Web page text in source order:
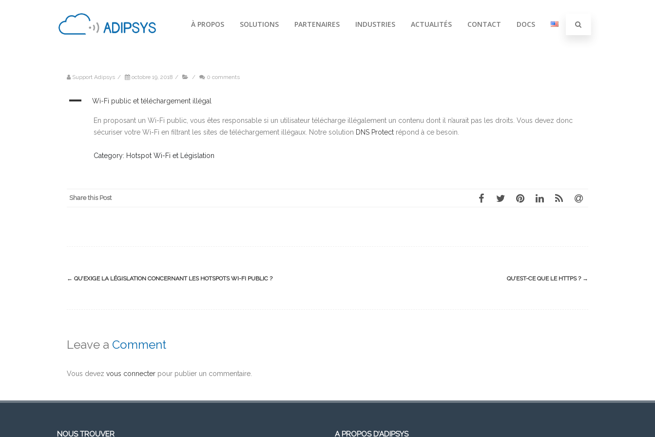
À PROPOS SOLUTIONS PARTENAIRES INDUSTRIES ACTUALITÉS CONTACT DOCS
Support Adipsys / octobre 19, 2018 / / 0 comments
A Wi-Fi public et téléchargement illégal
En proposant un Wi-Fi public, vous êtes responsable si un utilisateur télécharge illégalement un contenu dont il n’aurait pas les droits. Vous devez donc
sécuriser votre Wi-Fi en filtrant les sites de téléchargement illégaux. Notre solution DNS Protect répond à ce besoin.
Category: Hotspot Wi-Fi et Législation
Share this Post
Post
← QU’EXIGE LA LÉGISLATION CONCERNANT LES HOTSPOTS WI-FI PUBLIC ? QU’EST-CE QUE LE HTTPS ? →
Leave a Comment
Vous devez vous connecter pour publier un commentaire.
NOUS TROUVER A PROPOS D’ADIPSYS